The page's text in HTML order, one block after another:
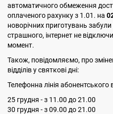
автоматичного обмеження
оплаченого рахунку з 1.01. на
новорічних приготувань
страшного, інтернет не
момент.
Також, повідомляємо, про
відділів у святкові дні:
Телефонна лінія абонентського
25 грудня - з 11.00 до 21.00
30 грудня - з 09.00 до 21.00